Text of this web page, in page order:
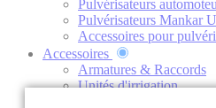
Pulvérisateurs
Pulvérisateurs Mankar
Accessoires pour
Accessoires
Armatures & Raccords
Unités d'irrigation